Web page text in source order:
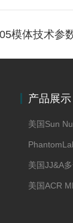
模体技术参
产品展示
美国JJ&A
美国ACR